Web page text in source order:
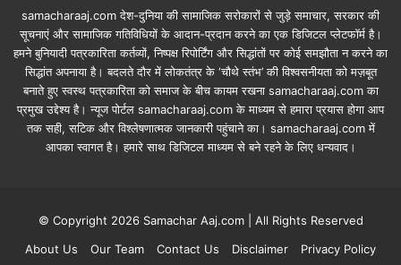
samacharaaj.com देश-दुनिया की सामाजिक सरोकारों से जुड़े समाचार, सरकार की
सूचनाएं और सामाजिक गतिविधियाें के आदान-प्रदान करने का एक डिजिटल प्लेटफॉर्म है।
हमने बुनियादी पत्रकारिता कर्तव्यों, निष्पक्ष रिपोर्टिंग और सिद्धांतों पर कोई समझौता न करने का
सिद्धांत अपनाया है। बदलते दौर में लोकतंत्र के ‘चौथे स्तंभ’ की विश्वसनीयता को मज़बूत
बनाते हुए स्वस्थ पत्रकारिता को समाज के बीच कायम रखना samacharaaj.com का
प्रमुख उद्देश्य है। न्यूज पोर्टल samacharaaj.com के माध्यम से हमारा प्रयास होगा आप
तक सही, सटिक और विश्लेषणात्मक जानकारी पहुंचाने का। samacharaaj.com में
आपका स्‍वागत है। हमारे साथ डिजिटल माध्‍यम से बने रहने के लिए धन्‍यवाद।
© Copyright 2026 Samachar Aaj.com | All Rights Reserved
About Us
Our Team Contact Us Disclaimer Privacy Policy